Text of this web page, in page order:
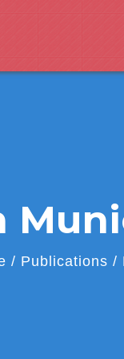
/ Publications /